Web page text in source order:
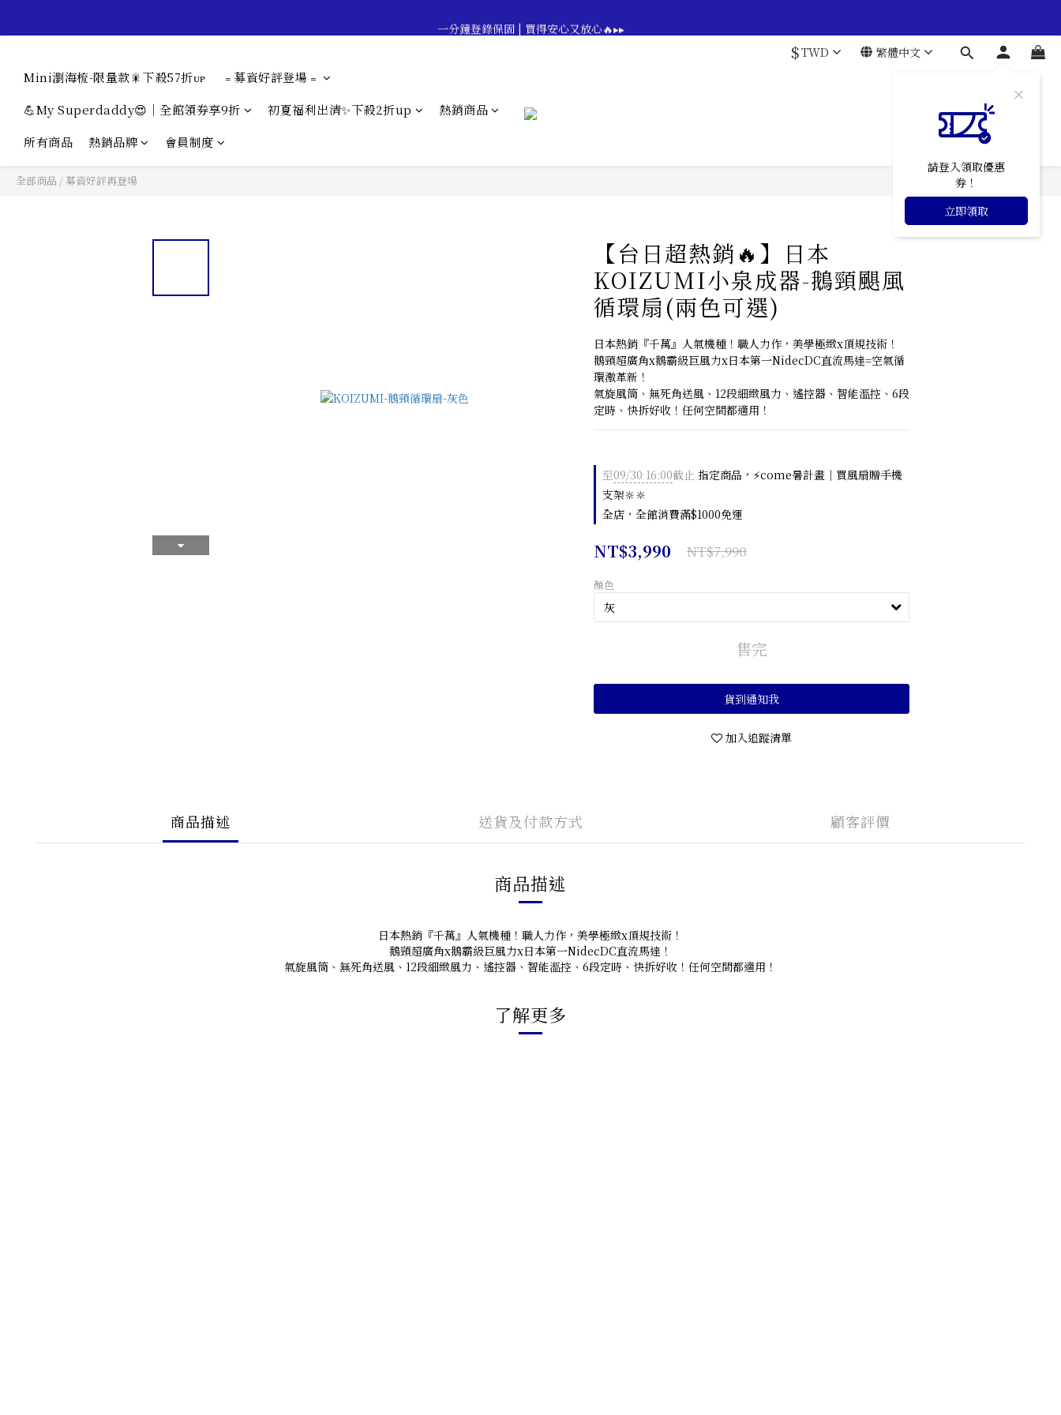
$TWD 繁體中文
請登入領取優惠
券！
立即領取
Mini瀏海梳-限量款🎇下殺57折ᴜᴘ
﹦募資好評登場﹦
💪My Superdaddy😍｜全館領券享9折
初夏福利出清✨下殺2折up
熱銷商品
所有商品
熱銷品牌 會員制度
全部商品 / 募資好評再登場
【台日超熱銷🔥】日本
KOIZUMI小泉成器-鵝頸颶風
循環扇(兩色可選)
日本熱銷『千萬』人氣機種！職人力作，美學極緻x頂規技術！
鵝頸超廣角x鵝霸級巨風力x日本第一NidecDC直流馬達=空氣循
環激革新！
氣旋風筒、無死角送風、12段細緻風力、遙控器、智能溫控、6段
定時、快拆好收！任何空間都適用！
至09/30 16:00截止 指定商品，⚡come暑計畫｜買風扇贈手機
支架🔆🔆
全店，全館消費滿$1000免運
NT$3,990 NT$7,990
顏色
售完
貨到通知我
加入追蹤清單
商品描述 送貨及付款方式 顧客評價
商品描述
日本熱銷『千萬』人氣機種！職人力作，美學極緻x頂規技術！
鵝頸超廣角x鵝霸級巨風力x日本第一NidecDC直流馬達！
氣旋風筒、無死角送風、12段細緻風力、遙控器、智能溫控、6段定時、快拆好收！任何空間都適用！
了解更多